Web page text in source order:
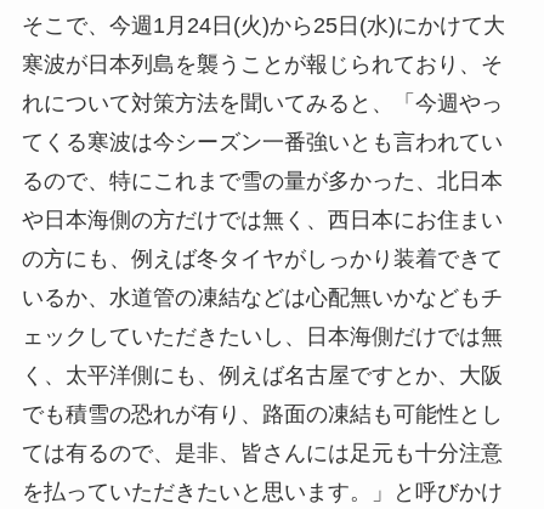
そこで、今週1月24日(火)から25日(水)にかけて大
寒波が日本列島を襲うことが報じられており、そ
れについて対策方法を聞いてみると、「今週やっ
てくる寒波は今シーズン一番強いとも言われてい
るので、特にこれまで雪の量が多かった、北日本
や日本海側の方だけでは無く、西日本にお住まい
の方にも、例えば冬タイヤがしっかり装着できて
いるか、水道管の凍結などは心配無いかなどもチ
ェックしていただきたいし、日本海側だけでは無
く、太平洋側にも、例えば名古屋ですとか、大阪
でも積雪の恐れが有り、路面の凍結も可能性とし
ては有るので、是非、皆さんには足元も十分注意
を払っていただきたいと思います。」と呼びかけ